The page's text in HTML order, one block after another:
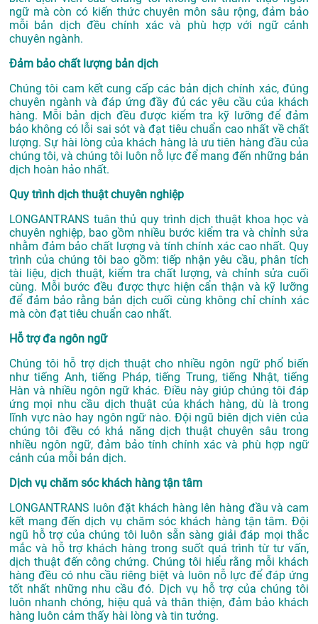
ngữ mà còn có kiến thức chuyên môn sâu rộng, đảm bảo
mỗi bản dịch đều chính xác và phù hợp với ngữ cảnh
chuyên ngành.
Đảm bảo chất lượng bản dịch
Chúng tôi cam kết cung cấp các bản dịch chính xác, đúng
chuyên ngành và đáp ứng đầy đủ các yêu cầu của khách
hàng. Mỗi bản dịch đều được kiểm tra kỹ lưỡng để đảm
bảo không có lỗi sai sót và đạt tiêu chuẩn cao nhất về chất
lượng. Sự hài lòng của khách hàng là ưu tiên hàng đầu của
chúng tôi, và chúng tôi luôn nỗ lực để mang đến những bản
dịch hoàn hảo nhất.
Quy trình dịch thuật chuyên nghiệp
LONGANTRANS tuân thủ quy trình dịch thuật khoa học và
chuyên nghiệp, bao gồm nhiều bước kiểm tra và chỉnh sửa
nhằm đảm bảo chất lượng và tính chính xác cao nhất. Quy
trình của chúng tôi bao gồm: tiếp nhận yêu cầu, phân tích
tài liệu, dịch thuật, kiểm tra chất lượng, và chỉnh sửa cuối
cùng. Mỗi bước đều được thực hiện cẩn thận và kỹ lưỡng
để đảm bảo rằng bản dịch cuối cùng không chỉ chính xác
mà còn đạt tiêu chuẩn cao nhất.
Hỗ trợ đa ngôn ngữ
Chúng tôi hỗ trợ dịch thuật cho nhiều ngôn ngữ phổ biến
như tiếng Anh, tiếng Pháp, tiếng Trung, tiếng Nhật, tiếng
Hàn và nhiều ngôn ngữ khác. Điều này giúp chúng tôi đáp
ứng mọi nhu cầu dịch thuật của khách hàng, dù là trong
lĩnh vực nào hay ngôn ngữ nào. Đội ngũ biên dịch viên của
chúng tôi đều có khả năng dịch thuật chuyên sâu trong
nhiều ngôn ngữ, đảm bảo tính chính xác và phù hợp ngữ
cảnh của mỗi bản dịch.
Dịch vụ chăm sóc khách hàng tận tâm
LONGANTRANS luôn đặt khách hàng lên hàng đầu và cam
kết mang đến dịch vụ chăm sóc khách hàng tận tâm. Đội
ngũ hỗ trợ của chúng tôi luôn sẵn sàng giải đáp mọi thắc
mắc và hỗ trợ khách hàng trong suốt quá trình từ tư vấn,
dịch thuật đến công chứng. Chúng tôi hiểu rằng mỗi khách
hàng đều có nhu cầu riêng biệt và luôn nỗ lực để đáp ứng
tốt nhất những nhu cầu đó. Dịch vụ hỗ trợ của chúng tôi
luôn nhanh chóng, hiệu quả và thân thiện, đảm bảo khách
hàng luôn cảm thấy hài lòng và tin tưởng.